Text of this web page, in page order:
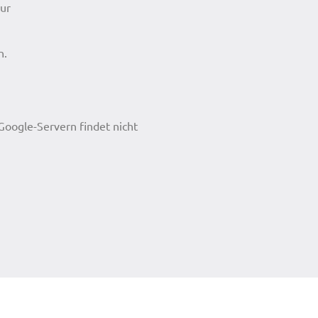
Servern findet nicht